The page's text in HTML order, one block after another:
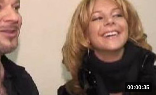
00:00:35